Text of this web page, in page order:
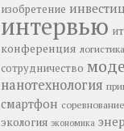
изобретение
интервью
конференция логистика
сотрудничество
нанотехнология
смартфон соревнование
экология экономика